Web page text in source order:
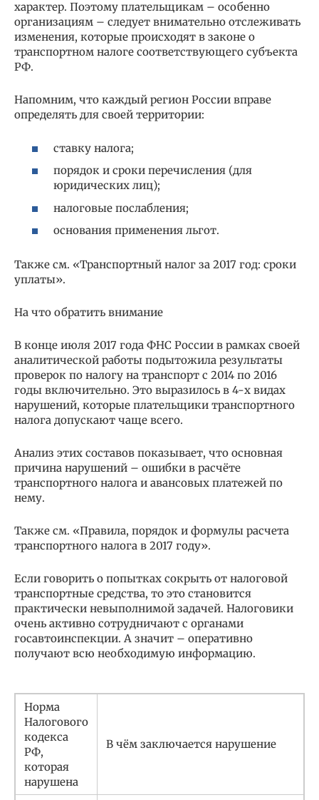
характер. Поэтому плательщикам – особенно
организациям – следует внимательно отслеживать
изменения, которые происходят в законе о
транспортном налоге соответствующего субъекта
РФ.
Напомним, что каждый регион России вправе
определять для своей территории:
ставку налога;
порядок и сроки перечисления (для
юридических лиц);
налоговые послабления;
основания применения льгот.
Также см. «Транспортный налог за 2017 год: сроки
уплаты».
На что обратить внимание
В конце июля 2017 года ФНС России в рамках своей
аналитической работы подытожила результаты
проверок по налогу на транспорт с 2014 по 2016
годы включительно. Это выразилось в 4-х видах
нарушений, которые плательщики транспортного
налога допускают чаще всего.
Анализ этих составов показывает, что основная
причина нарушений – ошибки в расчёте
транспортного налога и авансовых платежей по
нему.
Также см. «Правила, порядок и формулы расчета
транспортного налога в 2017 году».
Если говорить о попытках сокрыть от налоговой
транспортные средства, то это становится
практически невыполнимой задачей. Налоговики
очень активно сотрудничают с органами
госавтоинспекции. А значит – оперативно
получают всю необходимую информацию.
Норма
Налогового
кодекса
РФ,
которая
нарушена
В чём заключается нарушение